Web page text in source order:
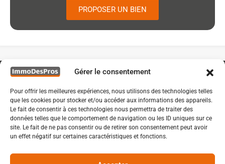
Gérer le consentement
Pour offrir les meilleures expériences, nous utilisons des technologies telles
que les cookies pour stocker et/ou accéder aux informations des appareils.
Le fait de consentir à ces technologies nous permettra de traiter des
données telles que le comportement de navigation ou les ID uniques sur ce
site. Le fait de ne pas consentir ou de retirer son consentement peut avoir
un effet négatif sur certaines caractéristiques et fonctions.
PROPOSER UN BIEN